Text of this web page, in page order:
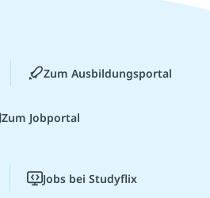
Zum Ausbildungsportal
Zum Jobportal
Jobs bei Studyflix